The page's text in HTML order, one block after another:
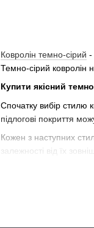
Ковролін темно-сірий -
Темно-сірий ковролін
Купити якісний
Спочатку вибір стилю
підлогові покриття
Кожен з наступних
залежності від їх